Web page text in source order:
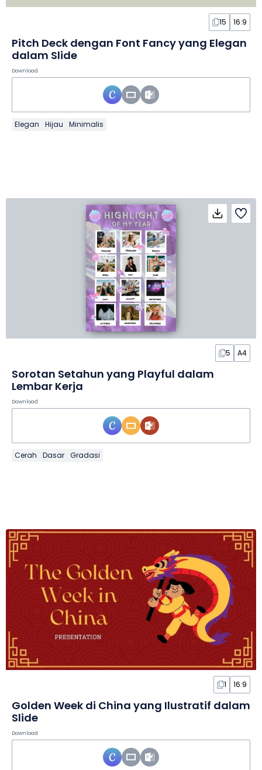
15 16:9
Pitch Deck dengan Font Fancy yang Elegan
dalam Slide
Download
Elegan Hijau Minimalis
5 A4
Sorotan Setahun yang Playful dalam
Lembar Kerja
Download
Cerah Dasar Gradasi
1 16:9
Golden Week di China yang Ilustratif dalam
Slide
Download